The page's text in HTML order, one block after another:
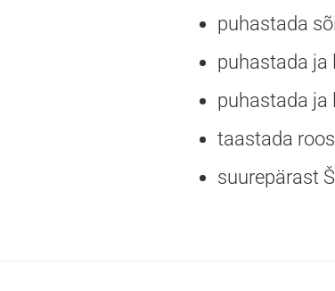
puhastada
puhastada ja
puhastada ja
taastada
suurepärast